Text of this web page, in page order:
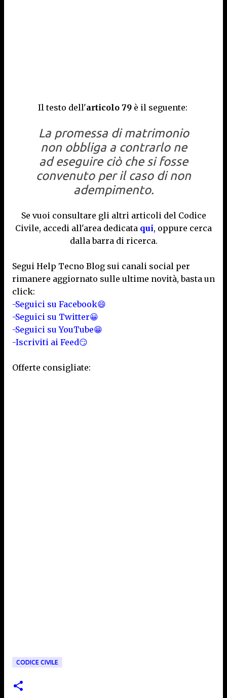
Il testo dell'articolo 79 è il seguente:
La promessa di matrimonio
non obbliga a contrarlo ne
ad eseguire ciò che si fosse
convenuto per il caso di non
adempimento.
Se vuoi consultare gli altri articoli del Codice
Civile, accedi all'area dedicata qui, oppure cerca
dalla barra di ricerca.
Segui Help Tecno Blog sui canali social per
rimanere aggiornato sulle ultime novità, basta un
click:
-Seguici su Facebook😄
-Seguici su Twitter😀
-Seguici su YouTube😁
-Iscriviti ai Feed😏
Offerte consigliate:
CODICE CIVILE